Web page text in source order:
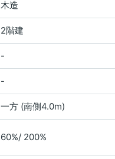
木造
2階建
一方 (南側4.0m)
60%/ 200%